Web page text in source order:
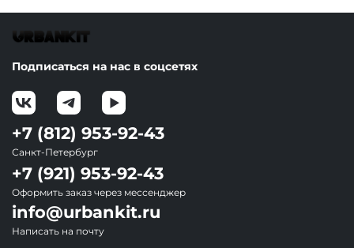
Подписаться на нас в соцсетях
+7 (812) 953-92-43
Санкт-Петербург
+7 (921) 953-92-43
Оформить заказ через мессенджер
info@urbankit.ru
Написать на почту